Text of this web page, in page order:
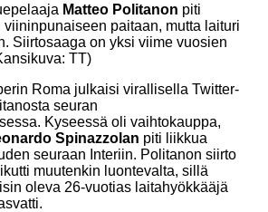
Matteo Politanon piti
viininpunaiseen paitaan, mutta laituri
Siirtosaaga on yksi viime vuosien
TT)
Roma julkaisi virallisella Twitter-
seuran
Kyseessä oli vaihtokauppa,
Spinazzolan piti liikkua
seuraan Interiin. Politanon siirto
muutenkin luontevalta, sillä
oleva 26-vuotias laitahyökkääjä